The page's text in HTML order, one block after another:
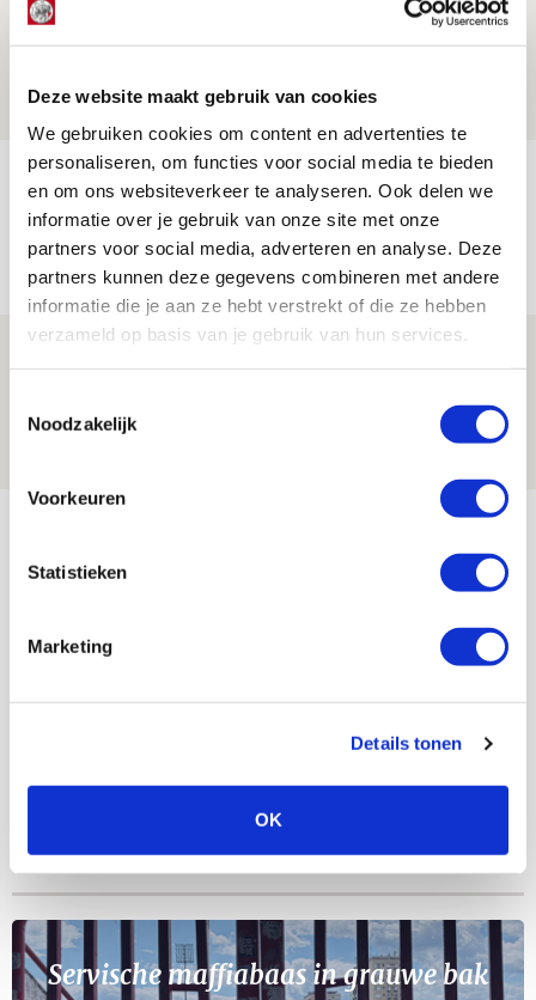
Deze website maakt gebruik van cookies
We gebruiken cookies om content en advertenties te
personaliseren, om functies voor social media te bieden
en om ons websiteverkeer te analyseren. Ook delen we
informatie over je gebruik van onze site met onze
partners voor social media, adverteren en analyse. Deze
partners kunnen deze gegevens combineren met andere
informatie die je aan ze hebt verstrekt of die ze hebben
verzameld op basis van je gebruik van hun services.
Noodzakelijk
Voorkeuren
Statistieken
Marketing
Details tonen
OK
Zwolle - Ajax
NIEUWS
Míchels elf: met welke formatie begin
jij aan nieuw eredivisieseizoen?
08 AUGUSTUS 2026 - 11:34
NIEUWS
Spelen bij Jong Ajax of Ajax 1? Dat
08 AUGUSTUS 2026 - 10:04
AGENDA
23
Selectiedag ballenjongens/-meiden
Geef Mij Maar Amsterdam
BLOGS
Servische maffiabaas in grauwe bak